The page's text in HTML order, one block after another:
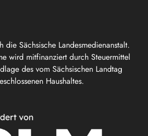
die Sächsische Landesmedienanstalt.
wird mitfinanziert durch Steuermittel
des vom Sächsischen Landtag
Haushaltes.